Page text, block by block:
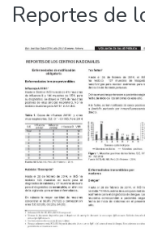
Reportes de